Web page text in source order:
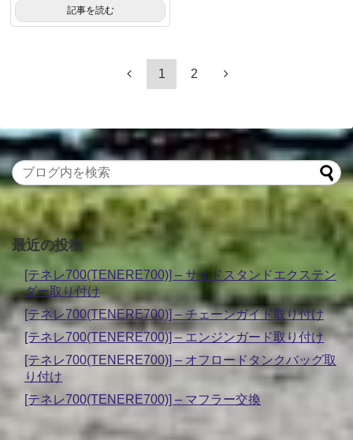
記事を読む
1 2
最近の投稿
[テネレ700(TENERE700)] – サイドスタンドエクステン
ダー取り付け
[テネレ700(TENERE700)] – チェーンガイド取り付け
[テネレ700(TENERE700)] – エンジンガード取り付け
[テネレ700(TENERE700)] – オフロードタンクバッグ取
り付け
[テネレ700(TENERE700)] – マフラー交換